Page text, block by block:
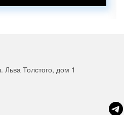
Льва Толстого, дом 1